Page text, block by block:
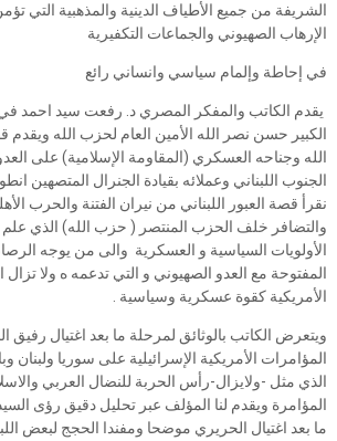
الشريفة من جميع الأطياف الدينية والمذهبية التي
الإرهاب الصهيوني والجماعات التكفيرية
في إحاطة وإلمام سياسي وانساني رائع
يقدم الكاتب والمفكر المصري د. رفعت سيد احمد في
الكبير حسن نصر الله الأمين العام لحزب الله
الله وجناحه العسكري (المقاومة الإسلامية) على
الجنوب اللبناني وعملائه بقيادة الجنرال المتصهين
نقرأ قصة العبور اللبناني من نيران الفتنة والحرب
والتضافر خلف الحزب المنتصر ( حزب الله) الذي
الأولويات السياسية و العسكرية والى من يوجه
المفتوحة مع العدو الصهيوني و التي تدعمه ه ولا تزال
الأمريكية كقوة عسكرية وسياسية .
ويتعرض الكاتب بالوثائق لمرحلة ما بعد اغتيال رفيق
المؤامرات الأمريكية الإسرائيلية على سوريا ولبنان
الذي مثل -ولايزال-رأس الحربة للنضال العربي
المؤامرة ويقدم لنا المؤلف عبر تحليل دقيق رؤى
ما بعد اغتيال الحريري موضحا ومفندا الحجج لبعض